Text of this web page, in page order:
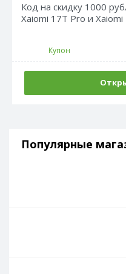
Код на скидку 1000
Xaiomi 17T Pro и Xaiomi
Купон
Популярные